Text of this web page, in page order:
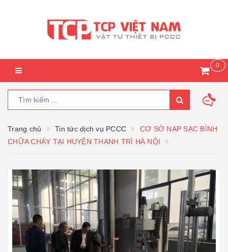
0
Trang chủ Tin tức dịch vụ PCCC
CƠ SỞ NẠP SẠC BÌNH
CHỮA CHÁY TẠI HUYỆN THANH TRÌ HÀ NỘI